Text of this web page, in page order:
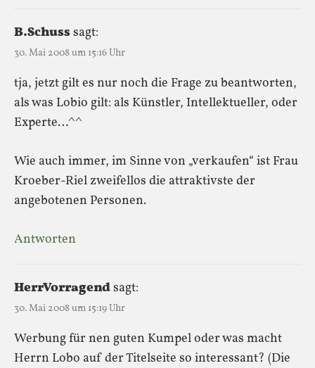
B.Schusssagt:
30. Mai 2008 um 15:16 Uhr
tja, jetzt gilt es nur noch die Frage zu beantworten,
als was Lobio gilt: als Künstler, Intellektueller, oder
Experte…^^
Wie auch immer, im Sinne von „verkaufen“ ist Frau
Kroeber-Riel zweifellos die attraktivste der
angebotenen Personen.
Antworten
HerrVorragendsagt:
30. Mai 2008 um 15:19 Uhr
Werbung für nen guten Kumpel oder was macht
Herrn Lobo auf der Titelseite so interessant? (Die